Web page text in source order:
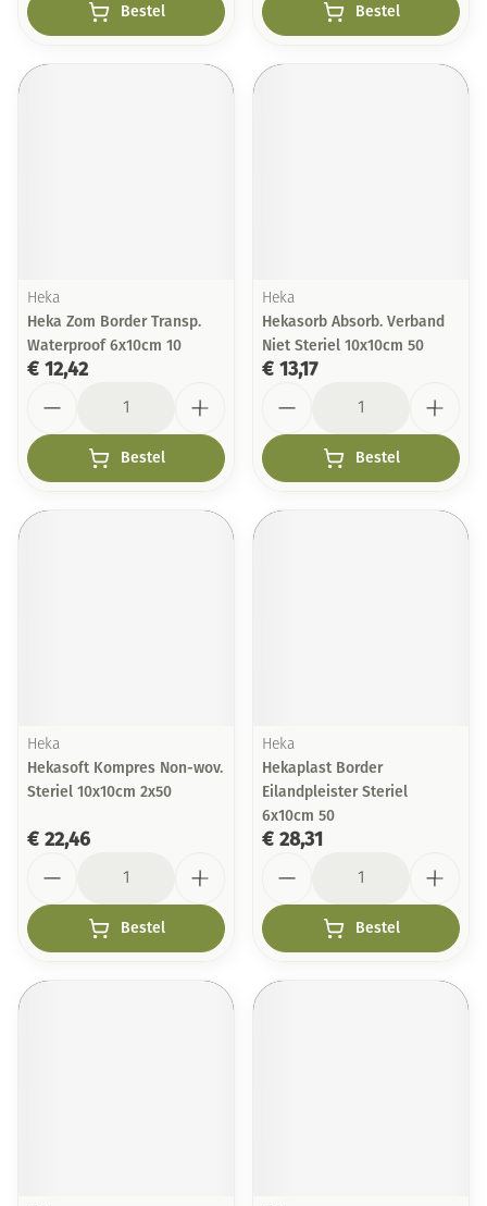
Bestel Bestel
Heka
Heka Zom Border Transp.
Waterproof 6x10cm 10
€ 12,42
Bestel
Heka
Hekasorb Absorb. Verband
Niet Steriel 10x10cm 50
€ 13,17
Bestel
Heka
Hekasoft Kompres Non-wov.
Steriel 10x10cm 2x50
€ 22,46
Bestel
Heka
Hekaplast Border
Eilandpleister Steriel
6x10cm 50
€ 28,31
Bestel